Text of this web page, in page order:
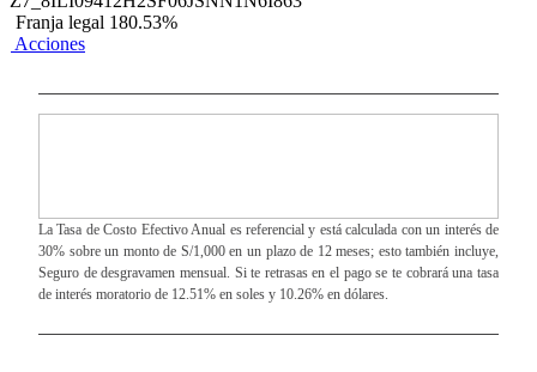
Franja legal 180.53%
Acciones
La Tasa de Costo Efectivo Anual es referencial y está calculada con un interés de
30% sobre un monto de S/1,000 en un plazo de 12 meses; esto también incluye,
Seguro de desgravamen mensual. Si te retrasas en el pago se te cobrará una tasa
de interés moratorio de 12.51% en soles y 10.26% en dólares.